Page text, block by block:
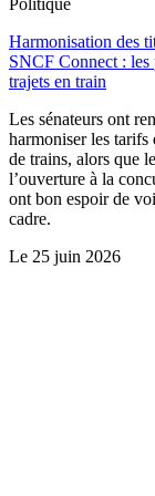
Harmonisation des
SNCF Connect : les
trajets en train
Les sénateurs ont
harmoniser les tarifs
de trains, alors que
l’ouverture à la
ont bon espoir de
cadre.
Le 25 juin 2026